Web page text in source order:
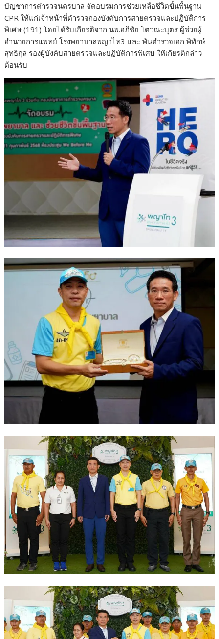
บัญชาการตำรวจนครบาล จัดอบรมการช่วยเหลือชีวิตขั้นพื้นฐาน
CPR ให้แก่เจ้าหน้าที่ตำรวจกองบังคับการสายตรวจและปฏิบัติการ
พิเศษ (191) โดยได้รับเกียรติจาก นพ.อภิชัย โตวณะบุตร ผู้ช่วยผู้
อำนวยการแพทย์ โรงพยาบาลพญาไท3 และ พันตำรวจเอก พิทักษ์
สุทธิกุล รองผู้บังคับสายตรวจและปฏิบัติการพิเศษ ให้เกียรติกล่าว
ต้อนรับ